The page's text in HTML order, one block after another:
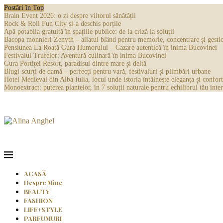
Postări în Top
Brain Event 2026: o zi despre viitorul sănătății
Rock & Roll Fun City și-a deschis porțile
Apă potabila gratuită în spațiile publice: de la criză la soluții
Bacopa monnieri Zenyth – aliatul blând pentru memorie, concentrare și
Pensiunea La Roată Gura Humorului – Cazare autentică în inima Bucovinei
Festivalul Trufelor: Aventură culinară în inima Bucovinei
Gura Portiței Resort, paradisul dintre mare și deltă
Blugi scurți de damă – perfecți pentru vară, festivaluri și plimbări urbane
Hotel Medieval din Alba Iulia, locul unde istoria întâlnește eleganța și
Monoextract: puterea plantelor, în 7 soluții naturale pentru echilibrul tău
ACASĂ
Despre Mine
BEAUTY
FASHION
LIFE+STYLE
PARFUMURI